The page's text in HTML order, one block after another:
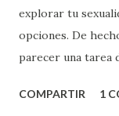
explorar tu
opciones. De
parecer una tarea
partes de ti que
COMPARTIR 1